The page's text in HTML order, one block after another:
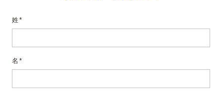
姓*
名*